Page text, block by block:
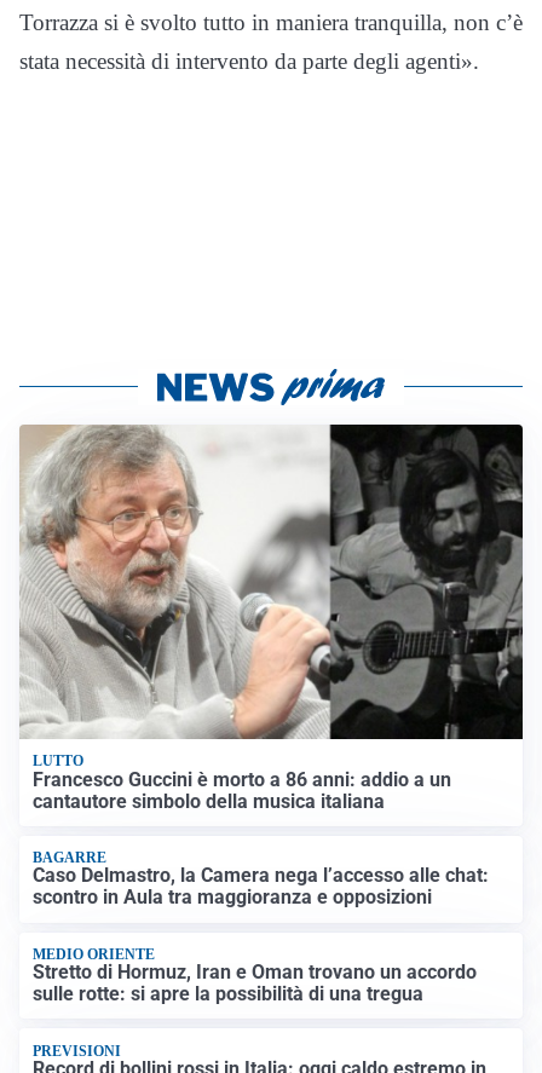
Torrazza si è svolto tutto in maniera tranquilla, non c’è
stata necessità di intervento da parte degli agenti».
LUTTO
Francesco Guccini è morto a 86 anni: addio a un
cantautore simbolo della musica italiana
BAGARRE
Caso Delmastro, la Camera nega l’accesso alle chat:
scontro in Aula tra maggioranza e opposizioni
MEDIO ORIENTE
Stretto di Hormuz, Iran e Oman trovano un accordo
sulle rotte: si apre la possibilità di una tregua
PREVISIONI